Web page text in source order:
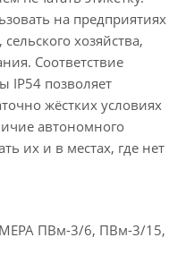
на предприятиях
хозяйства,
Соответствие
IP54 позволяет
жёстких условиях
автономного
их и в местах, где нет
МЕРА ПВм-3/6, ПВм-3/15,